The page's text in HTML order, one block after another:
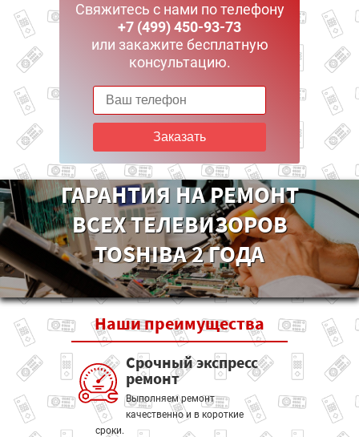
Свяжитесь с нами по телефону
+7 (499) 450-93-73
или закажите бесплатную
консультацию.
Заказать
ГАРАНТИЯ НА РЕМОНТ
ВСЕХ ТЕЛЕВИЗОРОВ
TOSHIBA 2 ГОДА
Нашипреимущества
Срочный экспресс
ремонт
Выполняем ремонт
качественно и в короткие
сроки.